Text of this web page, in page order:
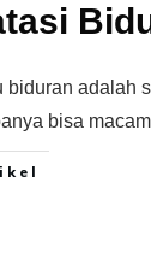
biduran adalah
bisa